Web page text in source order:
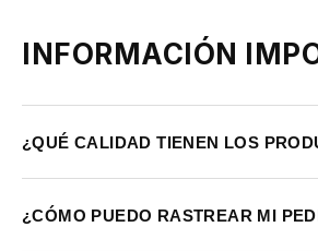
INFORMACIÓN
¿QUÉ CALIDAD TIENEN LOS
¿CÓMO PUEDO RASTREAR MI